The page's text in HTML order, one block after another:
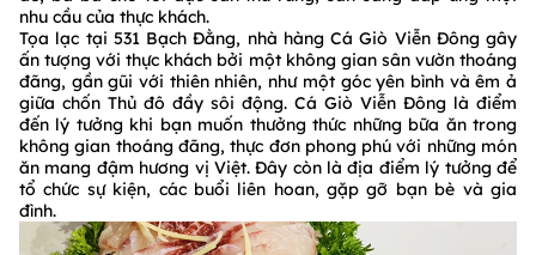
nhu cầu của thực khách.
Tọa lạc tại 531 Bạch Đằng, nhà hàng Cá Giò Viễn Đông gây
ấn tượng với thực khách bởi một không gian sân vườn thoáng
đãng, gần gũi với thiên nhiên, như một góc yên bình và êm ả
giữa chốn Thủ đô đầy sôi động. Cá Giò Viễn Đông là điểm
đến lý tưởng khi bạn muốn thưởng thức những bữa ăn trong
không gian thoáng đãng, thực đơn phong phú với những món
ăn mang đậm hương vị Việt. Đây còn là địa điểm lý tưởng để
tổ chức sự kiện, các buổi liên hoan, gặp gỡ bạn bè và gia
đình.